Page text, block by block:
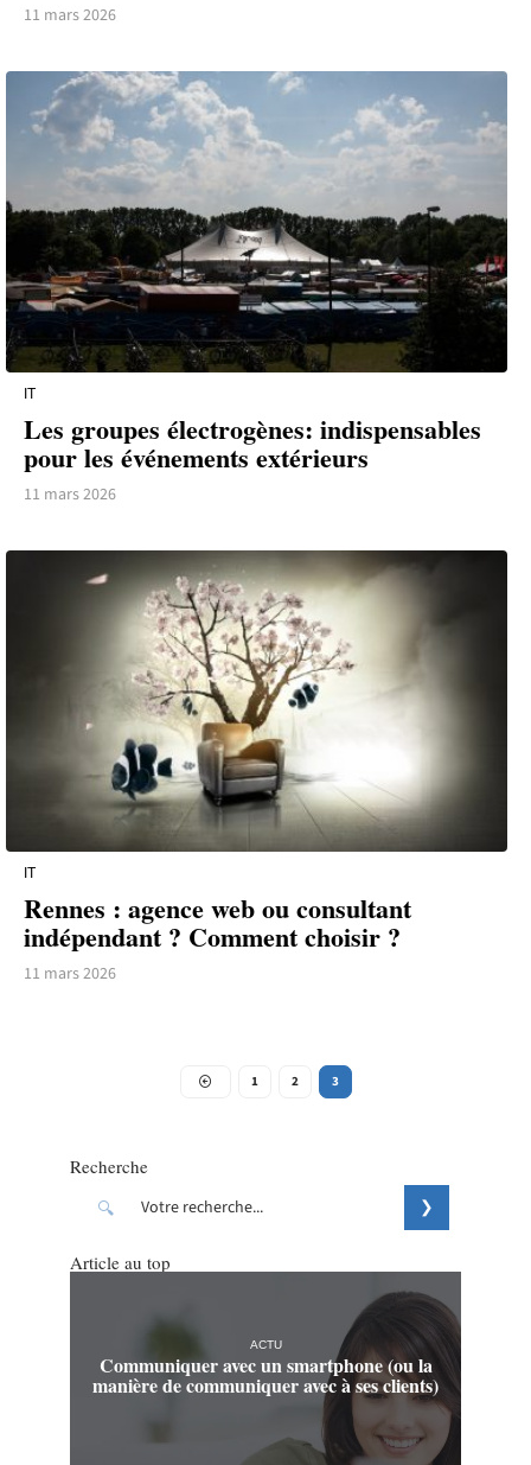
11 mars 2026
IT
Les groupes électrogènes: indispensables
pour les événements extérieurs
11 mars 2026
IT
Rennes : agence web ou consultant
indépendant ? Comment choisir ?
11 mars 2026
1 2 3
Recherche
Article au top
ACTU
Communiquer avec un smartphone (ou la
manière de communiquer avec à ses clients)